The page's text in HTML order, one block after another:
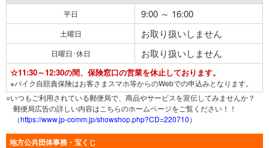
平日 9:00 ～ 16:00
土曜日 お取り扱いしません
日曜日･休日 お取り扱いしません
☆11:30～12:30の間、保険窓口の営業を休止しております。
※バイク自賠責保険はお客さまスマホ等からのWebでの申込みとなります。
○いつもご利用されている郵便局で、商品やサービスを宣伝してみませんか？
郵便局広告の詳しい内容はこちらのホームページをご覧ください！！
（https://www.jp-comm.jp/showshop.php?CD=220710）
地方公共団体事務・宝くじ